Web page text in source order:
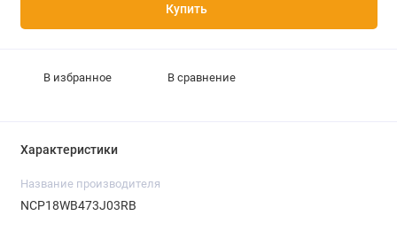
Купить
В избранное В сравнение
Характеристики
Название производителя
NCP18WB473J03RB